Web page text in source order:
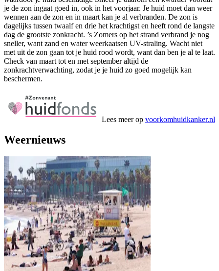
je de zon ingaat goed in, ook in het voorjaar. Je huid moet dan weer
wennen aan de zon en in maart kan je al verbranden. De zon is
dagelijks tussen twaalf en drie het krachtigst en heeft rond de langste
dag de grootste zonkracht. ’s Zomers op het strand verbrand je nog
sneller, want zand en water weerkaatsen UV-straling. Wacht niet
met uit de zon gaan tot je huid rood wordt, want dan ben je al te laat.
Check van maart tot en met september altijd de
zonkrachtverwachting, zodat je je huid zo goed mogelijk kan
beschermen.
Lees meer op voorkomhuidkanker.nl
Weernieuws